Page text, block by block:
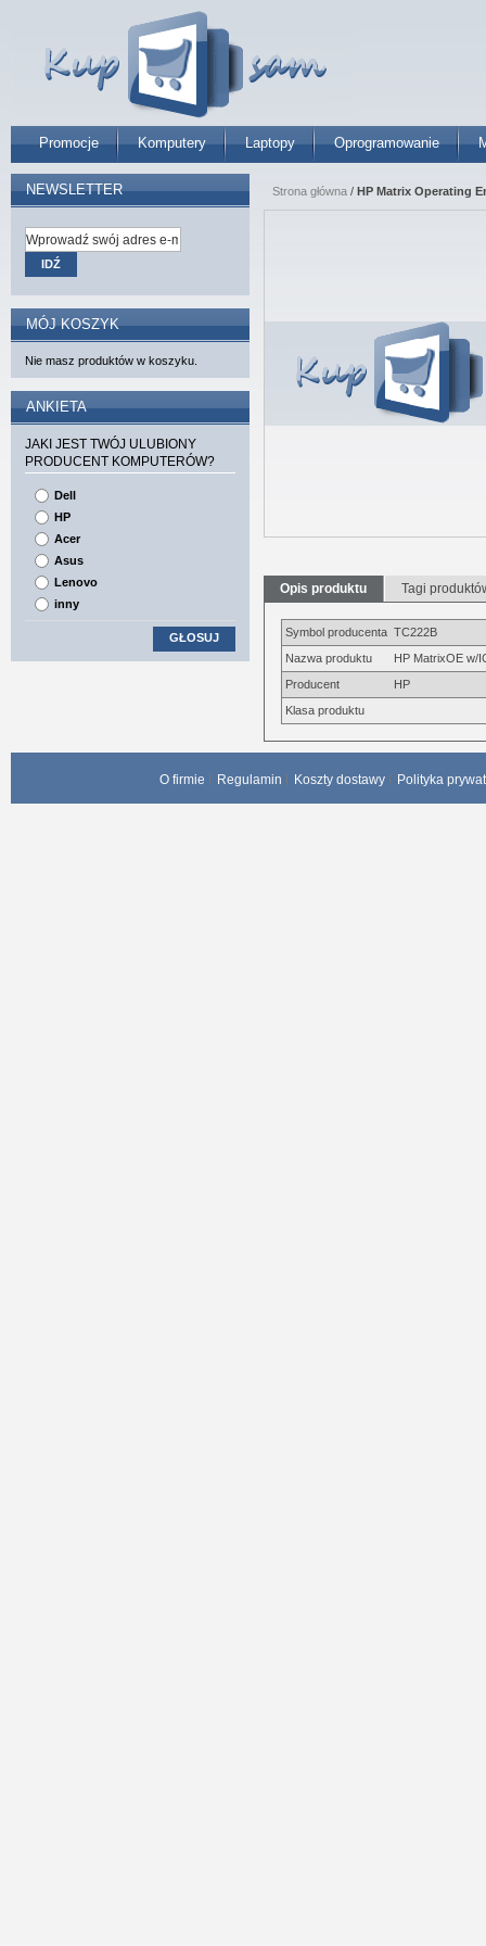
Promocje Komputery Laptopy Oprogramowanie
Strona główna / HP Matrix Operating
Opis produktu Tagi
Symbol producenta TC222B
Nazwa produktu
HP MatrixOE w/
Producent
HP
Klasa produktu
NEWSLETTER
IDŹ
MÓJ KOSZYK
Nie masz produktów w koszyku.
ANKIETA
JAKI JEST TWÓJ ULUBIONY
PRODUCENT KOMPUTERÓW?
Dell
HP
Acer
Asus
Lenovo
inny
GŁOSUJ
O firmie Regulamin Koszty dostawy Polityka